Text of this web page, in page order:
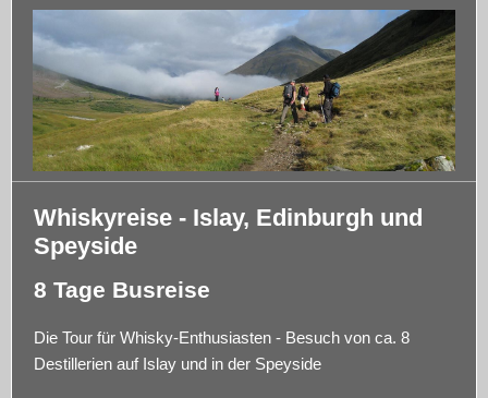
Whiskyreise - Islay, Edinburgh und
Speyside
8 Tage Busreise
Die Tour für Whisky-Enthusiasten - Besuch von ca. 8
Destillerien auf Islay und in der Speyside